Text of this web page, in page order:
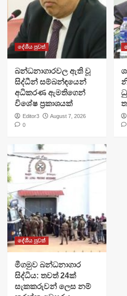
දේශීය පුවත්
බන්ධනාගාරවල ඇති වූ
සිද්ධීන් සම්බන්ඳයෙන්
අධිකරණ ඇමතිගෙන්
විශේෂ ප්‍රකාශයක්
Editor3
August 7, 2026
0
දේශීය පුවත්
මීගමුව බන්ධනාගාර
සිද්ධිය: තවත් 24ක්
සැකකරුවන් ලෙස නම්